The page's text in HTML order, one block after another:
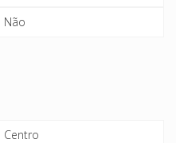
Não
Centro